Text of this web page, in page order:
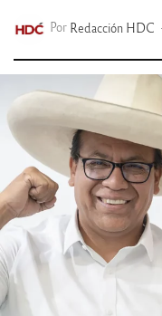
Por Redacción HDC